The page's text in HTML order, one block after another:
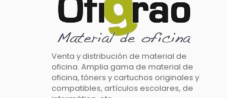
Venta y distribución de material de
oficina. Amplia gama de material de
oficina, tóners y cartuchos originales y
compatibles, artículos escolares, de